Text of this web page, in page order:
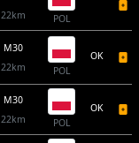
22km
POL
M30
22km
POL
OK
M30
22km
POL
OK